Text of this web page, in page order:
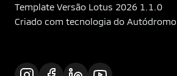
Template Versão Lotus 2026 1.1.0
Criado com tecnologia do Autódromo